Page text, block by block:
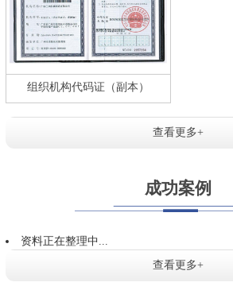
组织机构代码证（副本）
查看更多+
成功案例
资料正在整理中...
查看更多+